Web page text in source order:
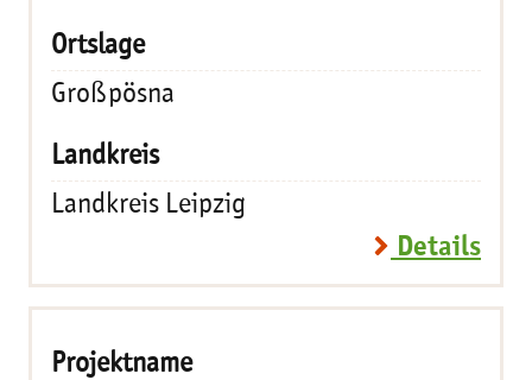
Großpösna
Landkreis Leipzig
Details